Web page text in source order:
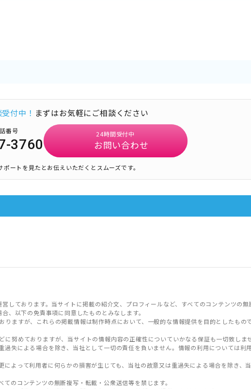
付中！ まずはお気軽にご相談ください
番号
3760
24時間受付中
お問い合わせ
ートを見たとお伝えいただくとスムーズです。
しております。当サイトに掲載の紹介文、プロフィールなど、すべてのコンテンツの
、以下の免責事項に同意したものとみなします。
ますが、これらの掲載情報は制作時点において、一般的な情報提供を目的としたもの
努めておりますが、当サイトの情報内容の正確性についていかなる保証も一切致しま
失による場合を除き、当社として一切の責任を負いません。情報の利用については利
よって利用者に何らかの損害が生じても、当社の故意又は重過失による場合を除き、
のコンテンツの無断複写・転載・公衆送信等を禁じます。